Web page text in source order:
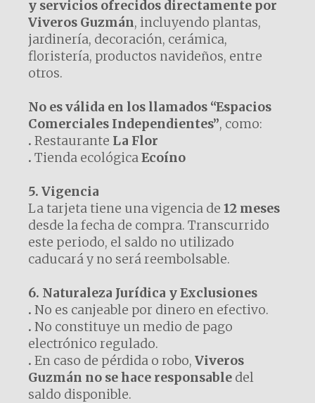
y servicios ofrecidos directamente por
Viveros Guzmán, incluyendo plantas,
jardinería, decoración, cerámica,
floristería, productos navideños, entre
otros.
No es válida en los llamados “Espacios
Comerciales Independientes”, como:
. Restaurante La Flor
. Tienda ecológicaEcoíno
5. Vigencia
La tarjeta tiene una vigencia de 12 meses
desde la fecha de compra. Transcurrido
este periodo, el saldo no utilizado
caducará y no será reembolsable.
6. Naturaleza Jurídica y Exclusiones
. No es canjeable por dinero en efectivo.
. No constituye un medio de pago
electrónico regulado.
. En caso de pérdida o robo, Viveros
Guzmán no se hace responsable del
saldo disponible.